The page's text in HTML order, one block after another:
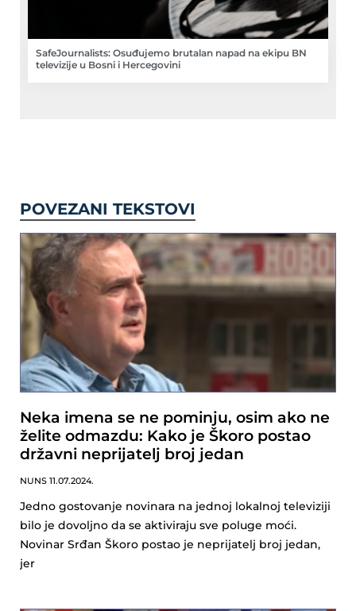
SafeJournalists: Osuđujemo brutalan napad na ekipu BN
televizije u Bosni i Hercegovini
POVEZANI TEKSTOVI
Neka imena se ne pominju, osim ako ne
želite odmazdu: Kako je Škoro postao
državni neprijatelj broj jedan
NUNS 11.07.2024.
Jedno gostovanje novinara na jednoj lokalnoj televiziji
bilo je dovoljno da se aktiviraju sve poluge moći.
Novinar Srđan Škoro postao je neprijatelj broj jedan,
jer